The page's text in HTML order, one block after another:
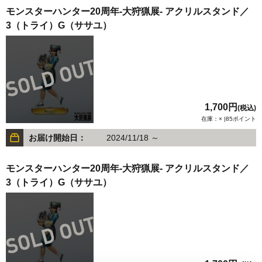
モンスターハンター20周年-大狩猟展- アクリルスタンド／
3（トライ）G（ササユ）
1,700円 (税込)
在庫：× |85ポイント
お届け開始日： 2024/11/18 ～
モンスターハンター20周年-大狩猟展- アクリルスタンド／
3（トライ）G（ササユ）